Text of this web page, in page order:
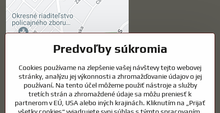
Externý obsah je
blokovaný Voľbami
súkromia
Prajete si načítať externý obsah?
Povoliť tentokrát
Povoliť a zapamätať -
súhlas s druhom cookie:
Funkčné
Predvoľby súkromia
Cookies používame na zlepšenie vašej návštevy tejto webovej
stránky, analýzu jej výkonnosti a zhromažďovanie údajov o jej
používaní. Na tento účel môžeme použiť nástroje a služby
tretích strán a zhromaždené údaje sa môžu preniesť k
partnerom v EÚ, USA alebo iných krajinách. Kliknutím na „Prijať